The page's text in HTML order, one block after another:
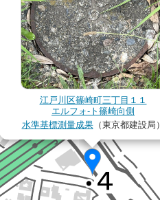
江戸川区篠崎町三丁目１１
エルフォ-ト篠崎向側
水準基標測量成果（東京都建設局）